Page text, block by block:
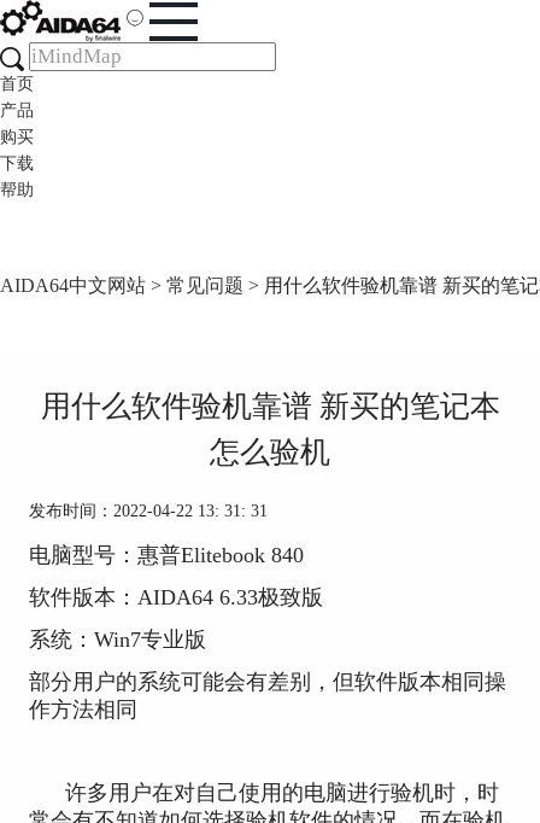
首页
产品
购买
下载
帮助
AIDA64中文网站 > 常见问题 > 用什么软件验机靠谱 新买的笔
用什么软件验机靠谱 新买的笔记本
怎么验机
发布时间：2022-04-22 13: 31: 31
电脑型号：惠普Elitebook 840
软件版本：AIDA64 6.33极致版
系统：Win7专业版
部分用户的系统可能会有差别，但软件版本相同操
作方法相同
许多用户在对自己使用的电脑进行验机时，时